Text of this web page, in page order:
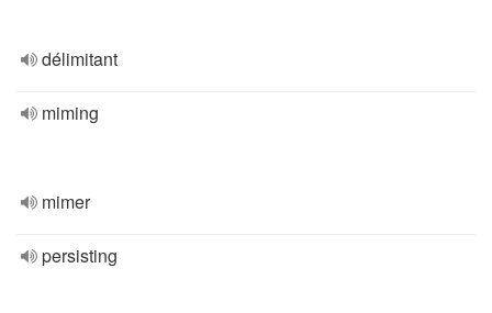
délimitant
miming
mimer
persisting